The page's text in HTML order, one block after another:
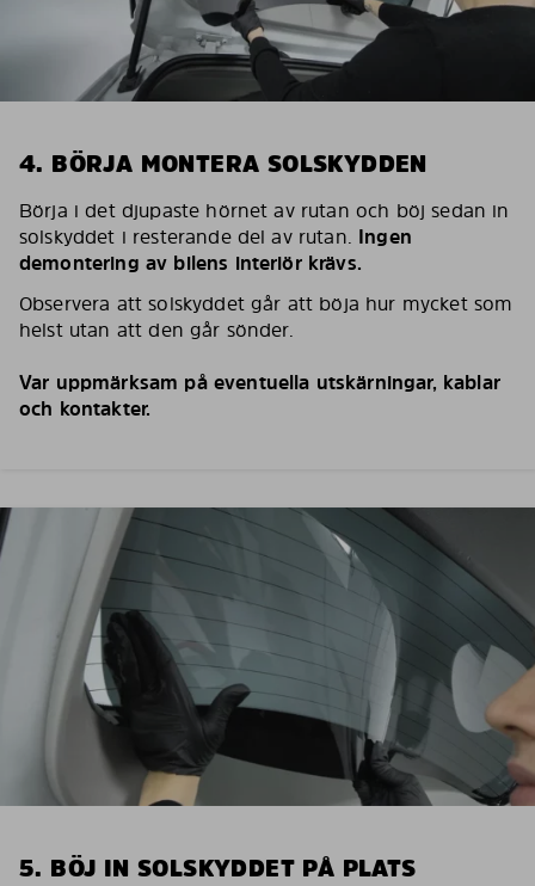
4. BÖRJA MONTERA SOLSKYDDEN
Börja i det djupaste hörnet av rutan och böj sedan in
solskyddet i resterande del av rutan. Ingen
demontering av bilens interiör krävs.
Observera att solskyddet går att böja hur mycket som
helst utan att den går sönder.
Var uppmärksam på eventuella utskärningar, kablar
och kontakter.
5. BÖJ IN SOLSKYDDET PÅ PLATS